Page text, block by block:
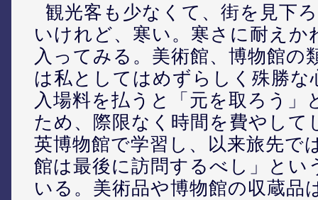
観光客も少なくて、街を見下
いけれど、寒い。寒さに耐えか
入ってみる。美術館、博物館の
は私としてはめずらしく殊勝な
入場料を払うと「元を取ろう」
ため、際限なく時間を費やして
英博物館で学習し、以来旅先で
館は最後に訪問するべし」とい
いる。美術品や博物館の収蔵品